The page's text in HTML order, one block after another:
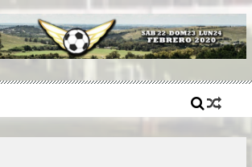
de Campeones
a los mejores equipos de fútbol sintético del país.